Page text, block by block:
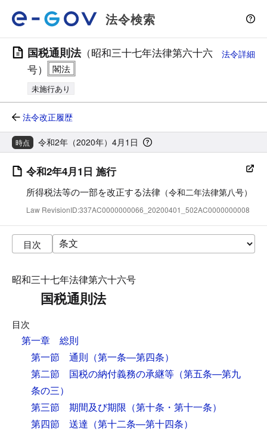
法令検索
国税通則法（昭和三十七年法律第六十六
号）
未施行あり
法令詳細
法令改正履歴
時点 令和2年（2020年）4月1日
令和2年4月1日 施行
所得税法等の一部を改正する法律 （令和二年法律第八号）
Law RevisionID:337AC0000000066_20200401_502AC0000000008
目次
昭和三十七年法律第六十六号
国税通則法
目次
第一章 総則
第一節 通則 （第一条―第四条）
第二節 国税の納付義務の承継等 （第五条―第九
条の三）
第三節 期間及び期限 （第十条・第十一条）
第四節 送達 （第十二条―第十四条）